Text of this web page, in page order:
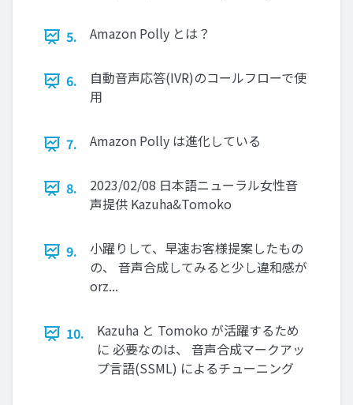
5. Amazon Polly とは？
6.
自動音声応答(IVR)のコールフローで使
用
7. Amazon Polly は進化している
8.
2023/02/08 日本語ニューラル女性音
声提供 Kazuha&Tomoko
9.
小躍りして、早速お客様提案したもの
の、 音声合成してみると少し違和感が
orz...
10.
Kazuha と Tomoko が活躍するため
に 必要なのは、 音声合成マークアッ
プ言語(SSML) によるチューニング